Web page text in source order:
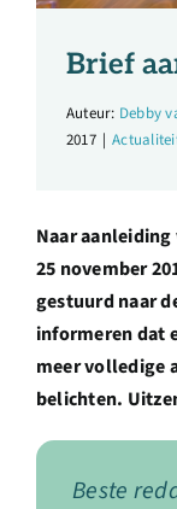
Over ons
Doneren
Shop
English
Brief
Auteur: Debby
2017 |
Naar
25 november
gestuurd naar
informeren dat
meer volledige
belichten.
Beste